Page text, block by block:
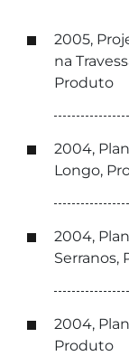
2005,
na
Produto
2004,
Longo,
2004,
Serranos,
2004,
Produto